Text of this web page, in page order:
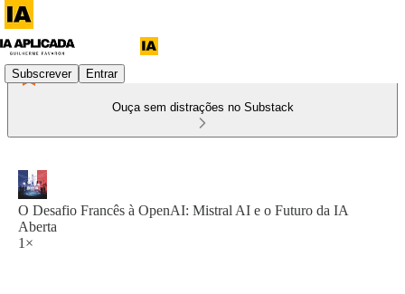
Subscrever Entrar
Ouça sem distrações no Substack
O Desafio Francês à OpenAI: Mistral AI e o Futuro da IA
Aberta
1×